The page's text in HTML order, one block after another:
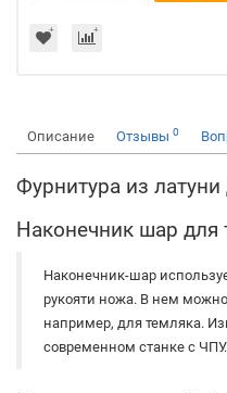
Описание Отзывы 0
Фурнитура из
Наконечник шар для
Наконечник-шар
рукояти ножа. В нем
например, для темляка.
современном станке с ЧПУ.